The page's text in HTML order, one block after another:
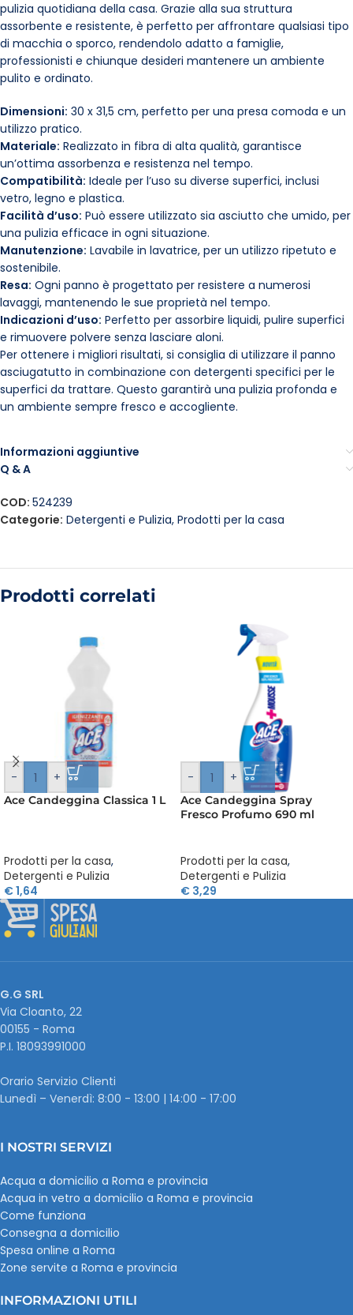
pulizia quotidiana della casa. Grazie alla sua struttura
assorbente e resistente, è perfetto per affrontare qualsiasi tipo
di macchia o sporco, rendendolo adatto a famiglie,
professionisti e chiunque desideri mantenere un ambiente
pulito e ordinato.
Dimensioni: 30 x 31,5 cm, perfetto per una presa comoda e un
utilizzo pratico.
Materiale: Realizzato in fibra di alta qualità, garantisce
un’ottima assorbenza e resistenza nel tempo.
Compatibilità: Ideale per l’uso su diverse superfici, inclusi
vetro, legno e plastica.
Facilità d’uso: Può essere utilizzato sia asciutto che umido, per
una pulizia efficace in ogni situazione.
Manutenzione: Lavabile in lavatrice, per un utilizzo ripetuto e
sostenibile.
Resa: Ogni panno è progettato per resistere a numerosi
lavaggi, mantenendo le sue proprietà nel tempo.
Indicazioni d’uso: Perfetto per assorbire liquidi, pulire superfici
e rimuovere polvere senza lasciare aloni.
Per ottenere i migliori risultati, si consiglia di utilizzare il panno
asciugatutto in combinazione con detergenti specifici per le
superfici da trattare. Questo garantirà una pulizia profonda e
un ambiente sempre fresco e accogliente.
Informazioni aggiuntive
Q & A
COD: 524239
Categorie: Detergenti e Pulizia, Prodotti per la casa
Prodotti correlati
- +
Ace Candeggina Classica 1 L
Prodotti per la casa,
Detergenti e Pulizia
€1,64
- +
Ace Candeggina Spray
Fresco Profumo 690 ml
Prodotti per la casa,
Detergenti e Pulizia
€ 3,29
G.G SRL
Via Cloanto, 22
00155 - Roma
P.I. ‭18093991000
Orario Servizio Clienti
Lunedì – Venerdì: 8:00 - 13:00 | 14:00 - 17:00
I NOSTRI SERVIZI
Acqua a domicilio a Roma e provincia
Acqua in vetro a domicilio a Roma e provincia
Come funziona
Consegna a domicilio
Spesa online a Roma
Zone servite a Roma e provincia
INFORMAZIONI UTILI